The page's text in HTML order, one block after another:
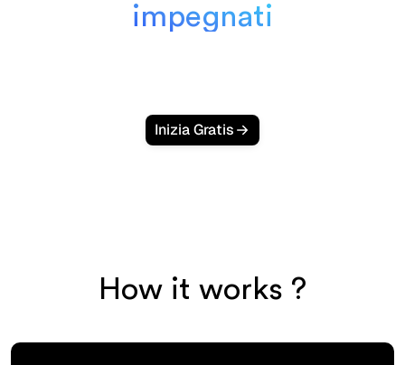
impegnati
Inizia Gratis
How it works ?